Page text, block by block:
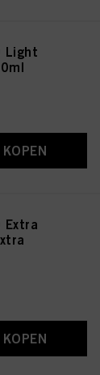
Light
Extra